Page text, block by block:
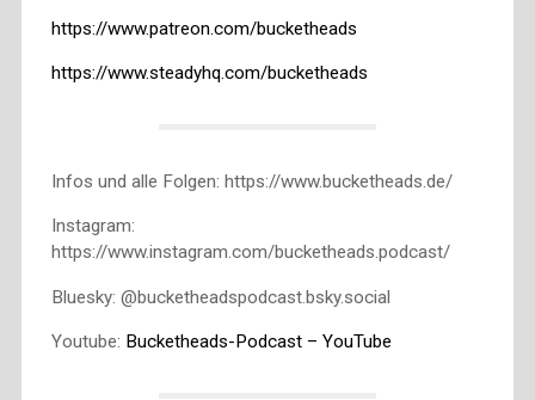
https://www.patreon.com/bucketheads
https://www.steadyhq.com/bucketheads
Infos und alle Folgen: https://www.bucketheads.de/
Instagram:
https://www.instagram.com/bucketheads.podcast/
Bluesky: @bucketheadspodcast.bsky.social
Youtube: Bucketheads-Podcast – YouTube